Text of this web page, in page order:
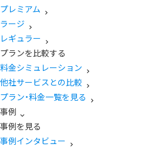
プレミアム
ラージ
レギュラー
プランを比較する
料金シミュレーション
他社サービスとの比較
プラン・料金一覧を見る
事例
事例を見る
事例インタビュー